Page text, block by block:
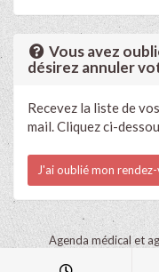
Vous avez
désirez annuler
Recevez la liste de
mail. Cliquez ci-
J'ai oublié mon
Agenda médical et